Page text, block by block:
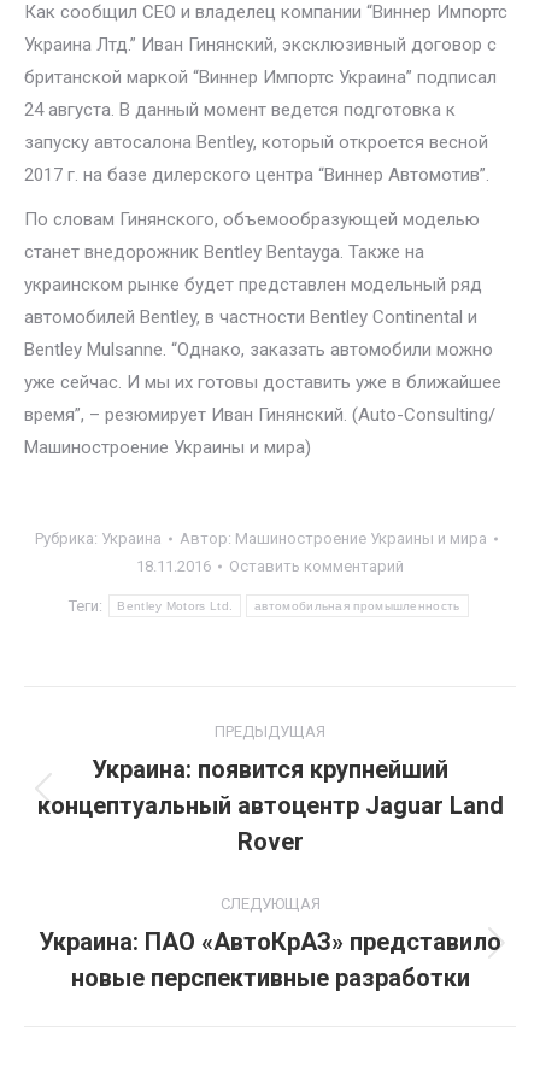
Как сообщил CEO и владелец компании “Виннер Импортс
Украина Лтд.” Иван Гинянский, эксклюзивный договор с
британской маркой “Виннер Импортс Украина” подписал
24 августа. В данный момент ведется подготовка к
запуску автосалона Bentley, который откроется весной
2017 г. на базе дилерского центра “Виннер Автомотив”.
По словам Гинянского, объемообразующей моделью
станет внедорожник Bentley Bentayga. Также на
украинском рынке будет представлен модельный ряд
автомобилей Bentley, в частности Bentley Continental и
Bentley Mulsanne. “Однако, заказать автомобили можно
уже сейчас. И мы их готовы доставить уже в ближайшее
время”, – резюмирует Иван Гинянский. (Auto-Consulting/
Машиностроение Украины и мира)
Рубрика: Украина Автор: Машиностроение Украины и мира
18.11.2016
Оставить комментарий
Теги: Bentley Motors Ltd. автомобильная промышленность
по
записям
ПРЕДЫДУЩАЯ
Предыдущая
запись:
Украина: появится крупнейший
концептуальный автоцентр Jaguar Land
Rover
СЛЕДУЮЩАЯ
Следующая
запись:
Украина: ПАО «АвтоКрАЗ» представило
новые перспективные разработки